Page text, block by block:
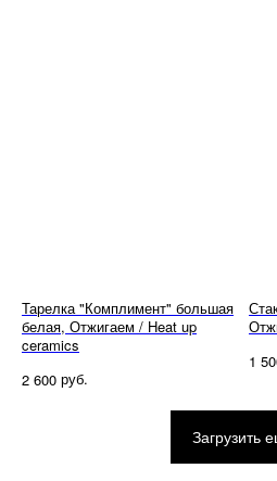
Тарелка "Комплимент" большая
белая, Отжигаем / Heat up
ceramics
2 600 руб.
1
Загрузить